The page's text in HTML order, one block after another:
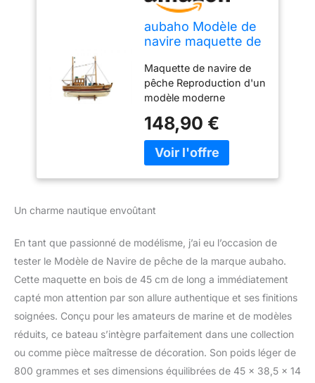
aubaho Modèle de
navire maquette de
bois 45cm pas de
kit
Maquette de navire de
pêche Reproduction d'un
modèle moderne
45 x P 14 cm Style
antique
148,90 €
Un charme nautique envoûtant
En tant que passionné de modélisme, j’ai eu l’occasion de
tester le Modèle de Navire de pêche de la marque aubaho.
Cette maquette en bois de 45 cm de long a immédiatement
capté mon attention par son allure authentique et ses finitions
soignées. Conçu pour les amateurs de marine et de modèles
réduits, ce bateau s’intègre parfaitement dans une collection
ou comme pièce maîtresse de décoration. Son poids léger de
800 grammes et ses dimensions équilibrées de 45 x 38,5 x 14